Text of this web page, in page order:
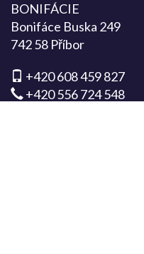
BONIFÁCIE
Bonifáce Buska 249
742 58 Příbor
+420 608 459 827
+420 556 724 548